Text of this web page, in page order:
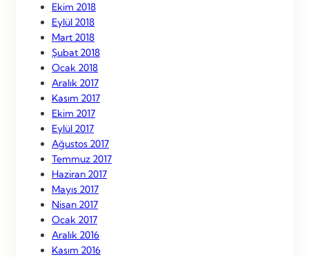
Ekim 2018
Eylül 2018
Mart 2018
Şubat 2018
Ocak 2018
Aralık 2017
Kasım 2017
Ekim 2017
Eylül 2017
Ağustos 2017
Temmuz 2017
Haziran 2017
Mayıs 2017
Nisan 2017
Ocak 2017
Aralık 2016
Kasım 2016